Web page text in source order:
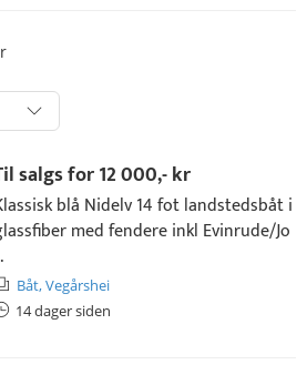
salgs for12 000,- kr
blå Nidelv 14 fot landstedsbåt i
med fendere inkl Evinrude/Jo
Båt,Vegårshei
14 dager siden